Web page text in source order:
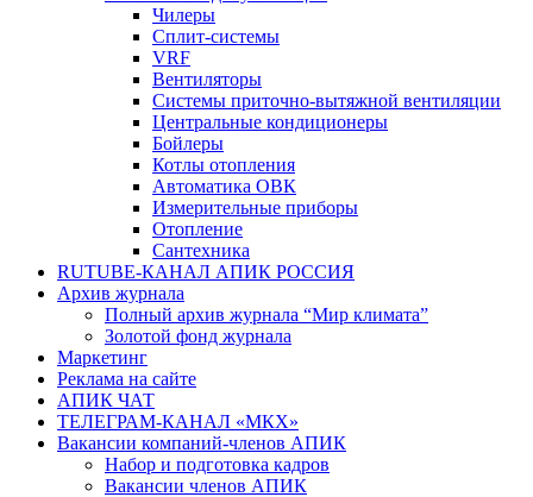
Чилеры
Сплит-системы
VRF
Вентиляторы
Системы приточно-вытяжной вентиляции
Центральные кондиционеры
Бойлеры
Котлы отопления
Автоматика ОВК
Измерительные приборы
Отопление
Сантехника
RUTUBE-КАНАЛ АПИК РОССИЯ
Архив журнала
Полный архив журнала “Мир климата”
Золотой фонд журнала
Маркетинг
Реклама на сайте
АПИК ЧАТ
ТЕЛЕГРАМ-КАНАЛ «МКХ»
Вакансии компаний-членов АПИК
Набор и подготовка кадров
Вакансии членов АПИК